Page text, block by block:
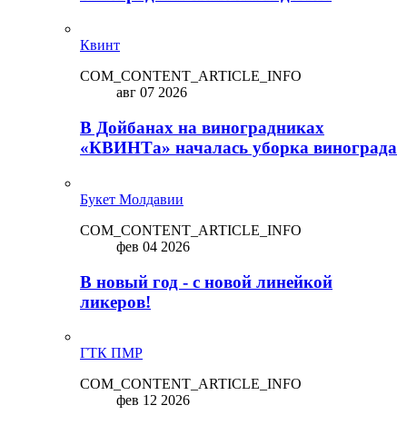
Квинт
COM_CONTENT_ARTICLE_INFO
авг 07 2026
В Дойбанах на виноградниках
«КВИНТа» началась уборка винограда
Букет Молдавии
COM_CONTENT_ARTICLE_INFO
фев 04 2026
В новый год - с новой линейкой
ликepoв!
ГТК ПМР
COM_CONTENT_ARTICLE_INFO
фев 12 2026